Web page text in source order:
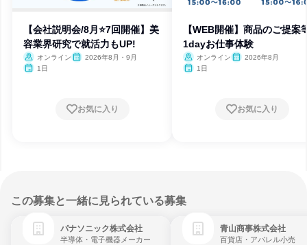
【会社説明会/8月⭐7回開催】美
容業界研究で就活力もUP!
オンライン
2026年8月・9月
1日
お気に入り
【WEB開催】商品のご提案
1dayお仕事体験
オンライン
2026年8月
1日
お気に入り
この募集と一緒に見られている募集
パナソニック株式会社
半導体・電子機器メーカー
青山商事株式会社
百貨店・アパレル小売